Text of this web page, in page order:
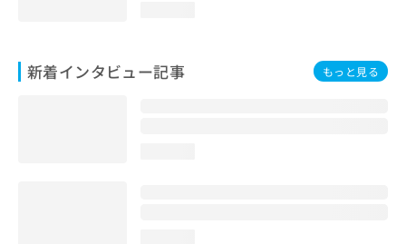
新着インタビュー記事 もっと見る